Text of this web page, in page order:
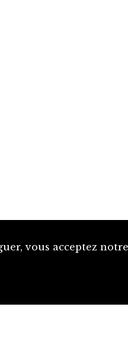
vous acceptez